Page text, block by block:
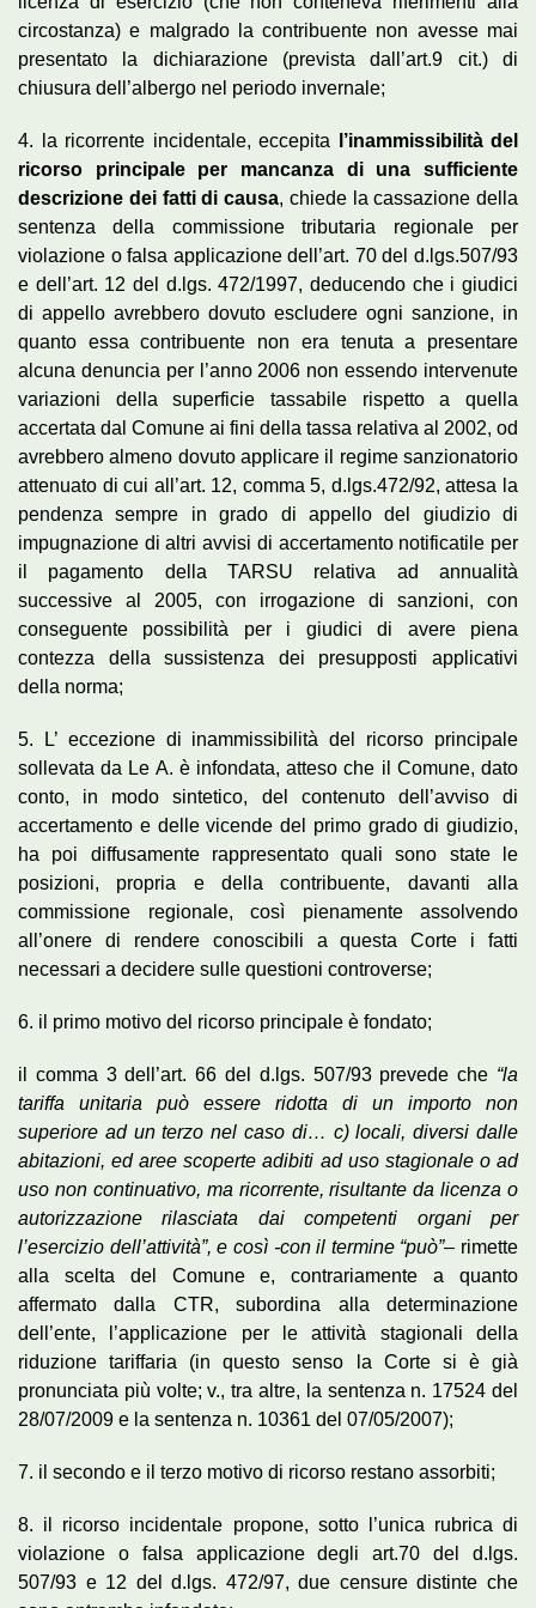
circostanza) e malgrado la contribuente non avesse mai
presentato la dichiarazione (prevista dall’art.9 cit.) di
chiusura dell’albergo nel periodo invernale;
4. la ricorrente incidentale, eccepita
l’inammissibilità del
ricorso principale per mancanza di una sufficiente
descrizione dei fatti di causa, chiede la cassazione della
sentenza della commissione tributaria regionale per
violazione o falsa applicazione dell’art. 70 del d.lgs.507/93
e dell’art. 12 del d.lgs. 472/1997, deducendo che i giudici
di appello avrebbero dovuto escludere ogni sanzione, in
quanto essa contribuente non era tenuta a presentare
alcuna denuncia per l’anno 2006 non essendo intervenute
variazioni della superficie tassabile rispetto a quella
accertata dal Comune ai fini della tassa relativa al 2002, od
avrebbero almeno dovuto applicare il regime sanzionatorio
attenuato di cui all’art. 12, comma 5, d.lgs.472/92, attesa la
pendenza sempre in grado di appello del giudizio di
impugnazione di altri avvisi di accertamento notificatile per
il pagamento della TARSU relativa ad annualità
successive al 2005, con irrogazione di sanzioni, con
conseguente possibilità per i giudici di avere piena
contezza della sussistenza dei presupposti applicativi
della norma;
5. L’ eccezione di inammissibilità del ricorso principale
sollevata da Le A. è infondata, atteso che il Comune, dato
conto, in modo sintetico, del contenuto dell’avviso di
accertamento e delle vicende del primo grado di giudizio,
ha poi diffusamente rappresentato quali sono state le
posizioni, propria e della contribuente, davanti alla
commissione regionale, così pienamente assolvendo
all’onere di rendere conoscibili a questa Corte i fatti
necessari a decidere sulle questioni controverse;
6. il primo motivo del ricorso principale è fondato;
il comma 3 dell’art. 66 del d.lgs. 507/93 prevede che “la
tariffa unitaria può essere ridotta di un importo non
superiore ad un terzo nel caso di… c) locali, diversi dalle
abitazioni, ed aree scoperte adibiti ad uso stagionale o ad
uso non continuativo, ma ricorrente, risultante da licenza o
autorizzazione rilasciata dai competenti organi per
l’esercizio dell’attività”, e così -con il termine “può”– rimette
alla scelta del Comune e, contrariamente a quanto
affermato dalla CTR, subordina alla determinazione
dell’ente, l’applicazione per le attività stagionali della
riduzione tariffaria (in questo senso la Corte si è già
pronunciata più volte; v., tra altre, la sentenza n. 17524 del
28/07/2009 e la sentenza n. 10361 del 07/05/2007);
7. il secondo e il terzo motivo di ricorso restano assorbiti;
8. il ricorso incidentale propone, sotto l’unica rubrica di
violazione o falsa applicazione degli art.70 del d.lgs.
507/93 e 12 del d.lgs. 472/97, due censure distinte che